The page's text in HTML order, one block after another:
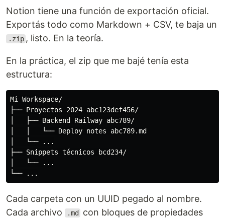
Notion tiene una función de exportación oficial.
Exportás todo como Markdown + CSV, te baja un
.zip , listo. En la teoría.
En la práctica, el zip que me bajé tenía esta
estructura:
Mi Workspace/
├── Proyectos 2024 abc123def456/
│   ├── Backend Railway abc789/
│   │   └── Deploy notes abc789.md
│   └── ...
├── Snippets técnicos bcd234/
│   └── ...
Cada carpeta con un UUID pegado al nombre.
Cada archivo
.md
con bloques de propiedades